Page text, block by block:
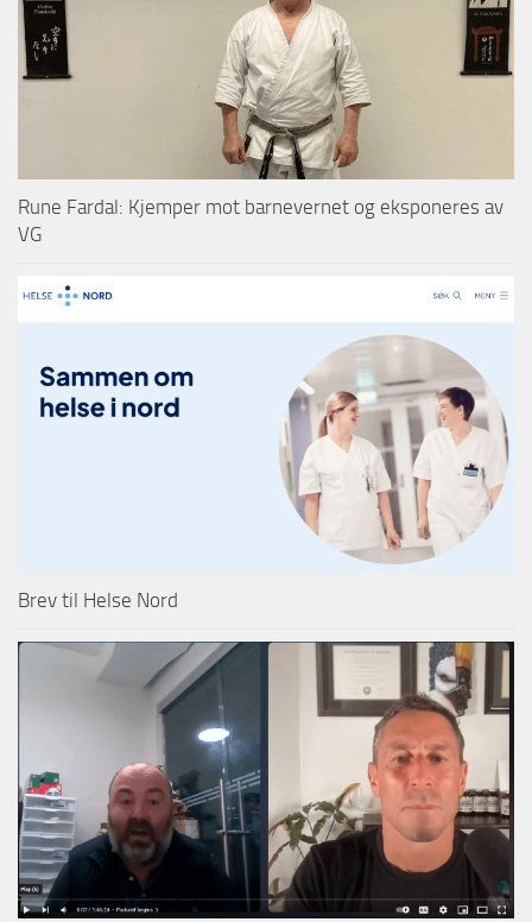
Rune Fardal: Kjemper mot barnevernet og eksponeres av
VG
Brev til Helse Nord